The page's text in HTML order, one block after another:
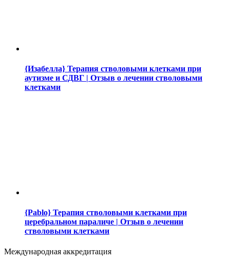
{Изабелла} Терапия стволовыми клетками при
аутизме и СДВГ | Отзыв о лечении стволовыми
клетками
{Pablo} Терапия стволовыми клетками при
церебральном параличе | Отзыв о лечении
стволовыми клетками
Международная аккредитация